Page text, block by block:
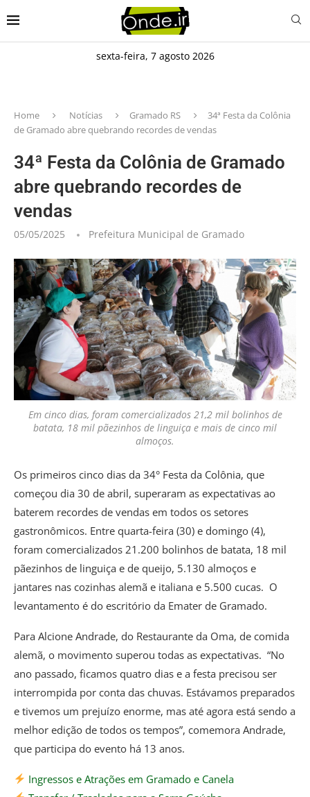
sexta-feira, 7 agosto 2026
Home Notícias Gramado RS
34ª Festa da Colônia
de Gramado abre quebrando recordes de vendas
34ª Festa da Colônia de Gramado
abre quebrando recordes de
vendas
05/05/2025 Prefeitura Municipal de Gramado
Em cinco dias, foram comercializados 21,2 mil bolinhos de
batata, 18 mil pãezinhos de linguiça e mais de cinco mil
almoços.
Os primeiros cinco dias da 34° Festa da Colônia, que
começou dia 30 de abril, superaram as expectativas ao
baterem recordes de vendas em todos os setores
gastronômicos. Entre quarta-feira (30) e domingo (4),
foram comercializados 21.200 bolinhos de batata, 18 mil
pãezinhos de linguiça e de queijo, 5.130 almoços e
jantares nas cozinhas alemã e italiana e 5.500 cucas. O
levantamento é do escritório da Emater de Gramado.
Para Alcione Andrade, do Restaurante da Oma, de comida
alemã, o movimento superou todas as expectativas. “No
ano passado, ficamos quatro dias e a festa precisou ser
interrompida por conta das chuvas. Estávamos preparados
e tivemos um prejuízo enorme, mas até agora está sendo a
melhor edição de todos os tempos”, comemora Andrade,
que participa do evento há 13 anos.
Ingressos e Atrações em Gramado e Canela